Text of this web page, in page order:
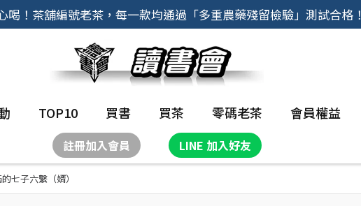
喝！茶舖編號老茶，每一款均通過「多重農藥殘留檢驗」測試合格！
TOP10 買書 買茶 零碼老茶 會員權益
註冊加入會員 LINE 加入好友
七子六繫（婿）